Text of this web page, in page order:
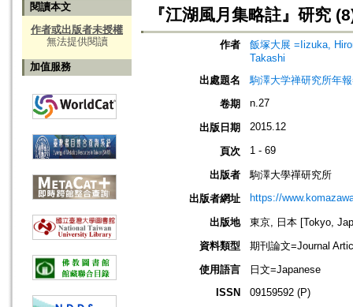
閱讀本文
作者或出版者未授權
無法提供閱讀
加值服務
『江湖風月集略註』研究
作者
飯塚大展 =Iizuka,
Takashi
出處題名
駒澤大学禅研究所年
卷期
n.27
出版日期 2015.12
頁次 1 - 69
出版者
駒澤大學禪研究所
出版者網址
https://
出版地
東京, 日本 [Tokyo,
資料類型
期刊論文=Journal
使用語言
日文=Japanese
ISSN
09159592 (P)